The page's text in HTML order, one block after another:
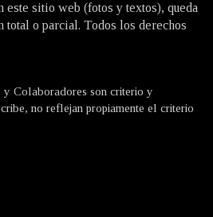
sitio web (fotos y textos), queda
total o parcial. Todos los derechos
y Colaboradores son criterio y
no reflejan propiamente el criterio